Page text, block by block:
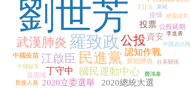
劉世芳
羅致政
民進黨
公投
武漢肺炎
江啟臣
國民運動中心
認知作戰
丁守中
投票
資安
2020立委選舉 2020總統大選
TIFA
中國疫苗
新冠肺炎
疫情
公投延期
吳思瑤
中國駭客
中國資訊戰
萊豬
防疫人員
經貿談判
費鴻泰
李進勇
台美關係